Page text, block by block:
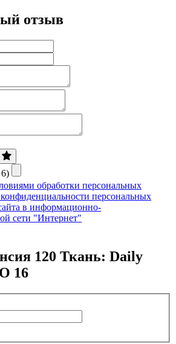
отзыв
обработки персональных
персональных
в информационно-
сети "Интернет"
120 Ткань: Daily
16